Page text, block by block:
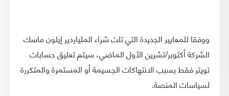
ووفقا للمعايير الجديدة التي تلت شراء الملياردير إيلون ماسك
الشركة أكتوبر/تشرين الأول الماضي، سيتم تعليق حسابات
تويتر فقط بسبب الانتهاكات الجسيمة أو المستمرة والمتكررة
لسياسات المنصة.